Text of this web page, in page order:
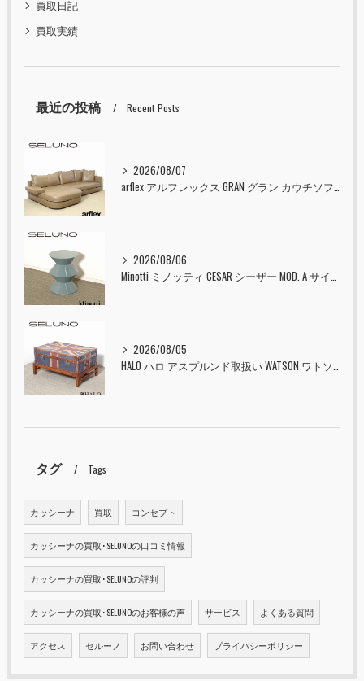
買取日記
買取実績
最近の投稿 Recent Posts
2026/08/07
2026/08/06
2026/08/05
タグ Tags
カッシーナ 買取 コンセプト
カッシーナの買取･SELUNOの口コミ情報
カッシーナの買取･SELUNOの評判
カッシーナの買取･SELUNOのお客様の声 サービス よくある質問
アクセス セルーノ お問い合わせ プライバシーポリシー